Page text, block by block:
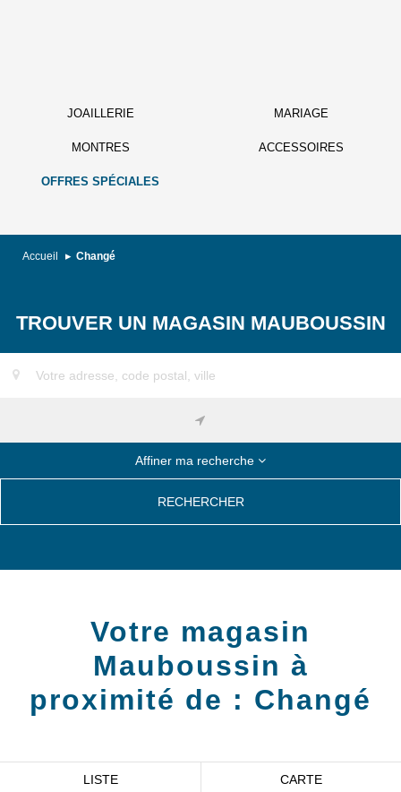
JOAILLERIE MARIAGE
MONTRES ACCESSOIRES
OFFRES SPÉCIALES
Accueil Changé
TROUVER UN MAGASIN MAUBOUSSIN
Affiner ma recherche
RECHERCHER
Votre magasin
Mauboussin à
proximité de : Changé
LISTE CARTE